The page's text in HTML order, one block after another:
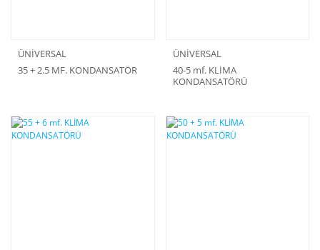
ÜNİVERSAL
35 + 2.5 MF. KONDANSATÖR
ÜNİVERSAL
40-5 mf. KLİMA
KONDANSATÖRÜ